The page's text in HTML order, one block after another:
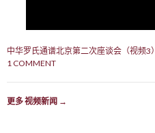
中华罗氏通谱北京第二次座谈会（视频3）
1 COMMENT
更多 视频新闻 →